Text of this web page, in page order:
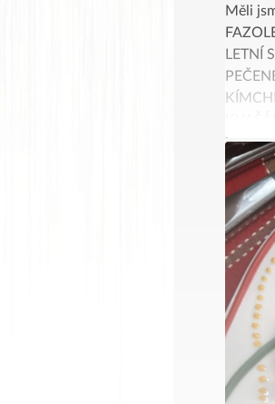
Měli
LETNÍ
KÍMCHI
https://
https://
https://